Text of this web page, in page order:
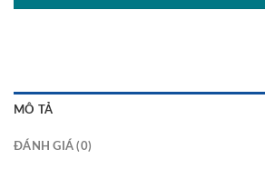
MÔ TẢ
ĐÁNH GIÁ (0)